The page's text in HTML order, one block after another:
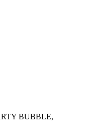
BUBBLE,